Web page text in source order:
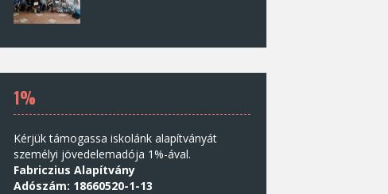
1%
Kérjük támogassa iskolánk alapítványát
személyi jövedelemadója 1%-ával.
Fabriczius Alapítvány
Adószám: 18660520-1-13